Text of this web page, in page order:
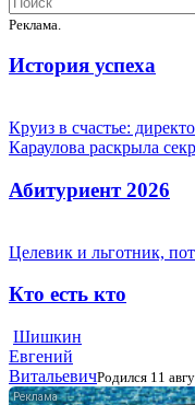
Реклама.
История успеха
Круиз в счастье:
Караулова раскрыла
Абитуриент 2026
Целевик и льготник,
Кто есть кто
Шишкин
Евгений
ВитальевичРодился 11